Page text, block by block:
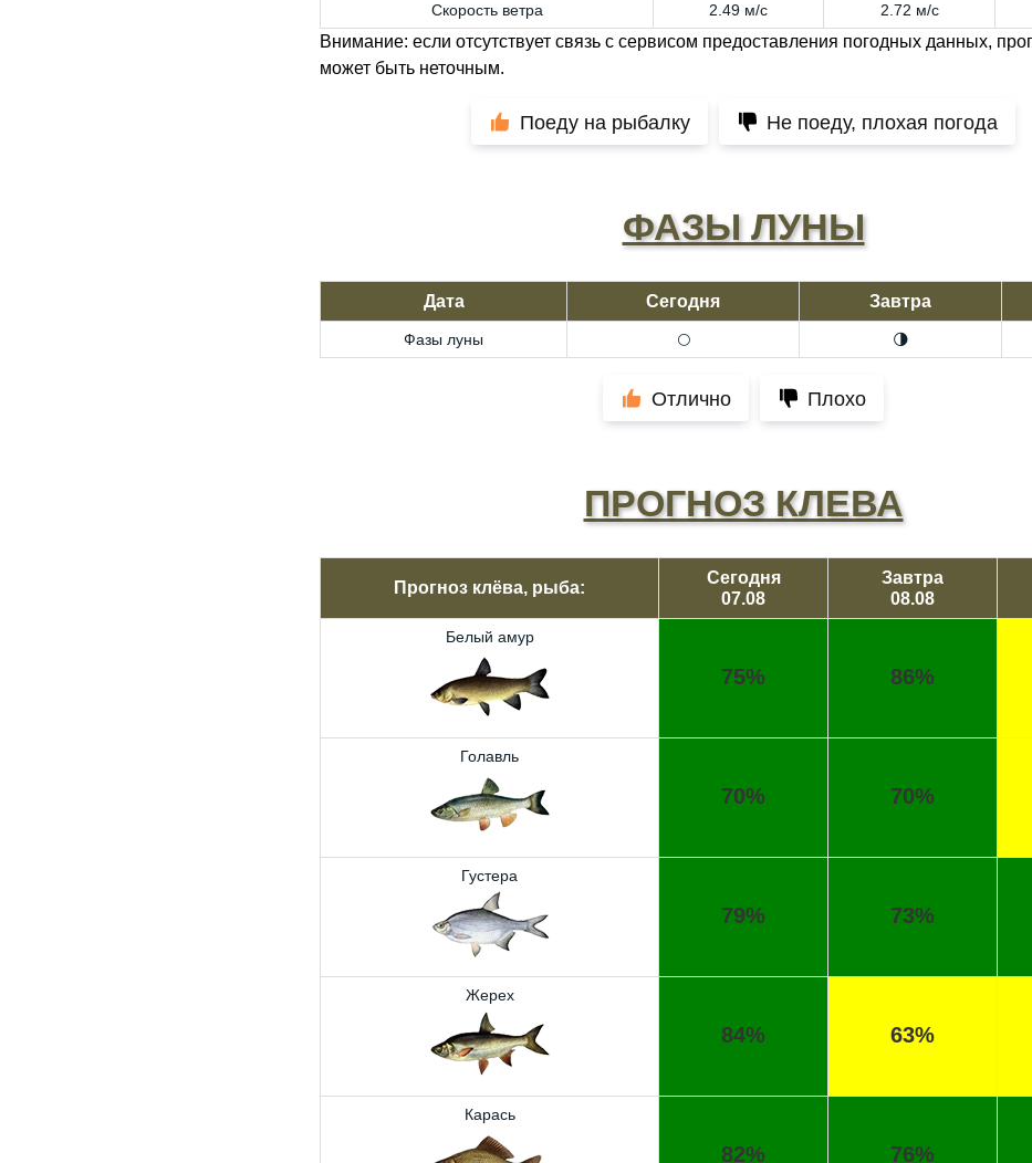
Скорость ветра 2.49 м/с 2.72 м/с
Внимание: если отсутствует связь с сервисом предоставления погодных данных,
может быть неточным.
Поеду на рыбалку Не поеду, плохая погода
ФАЗЫ ЛУНЫ
Дата Сегодня Завтра
Фазы луны 🌕 🌗
Отлично Плохо
ПРОГНОЗ КЛЕВА
Прогноз клёва, рыба:
Сегодня
07.08
Завтра
08.08
Белый амур
75% 86%
Голавль
70% 70%
Густера
79% 73%
Жерех
84% 63%
Карась
82% 76%